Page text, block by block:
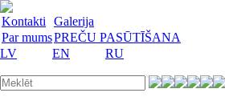
Kontakti
Galerija
Par mumsPREČU PASŪTĪŠANA
LV
EN RU